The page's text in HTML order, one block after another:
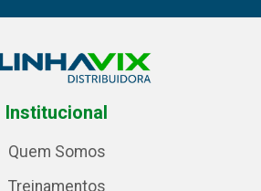
Institucional
Quem Somos
Treinamentos